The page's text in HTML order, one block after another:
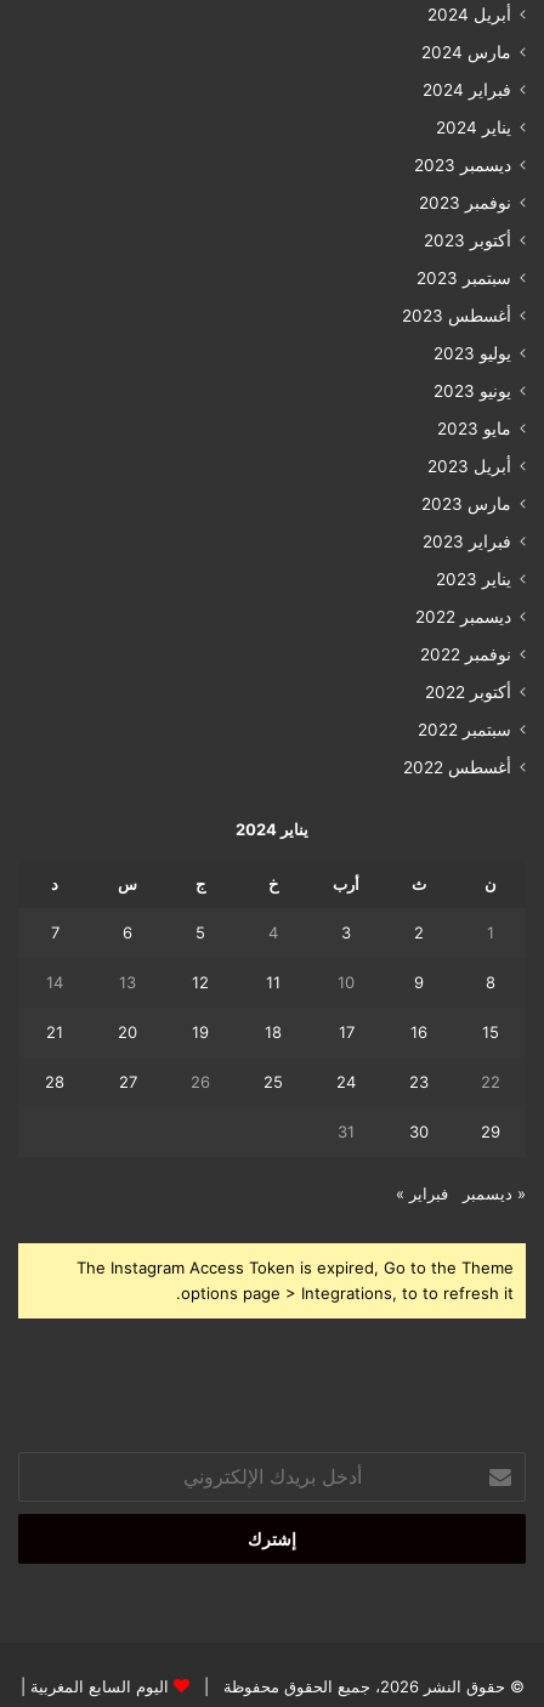
أبريل 2024
مارس 2024
فبراير 2024
يناير 2024
ديسمبر 2023
نوفمبر 2023
أكتوبر 2023
سبتمبر 2023
أغسطس 2023
يوليو 2023
يونيو 2023
مايو 2023
أبريل 2023
مارس 2023
فبراير 2023
يناير 2023
ديسمبر 2022
نوفمبر 2022
أكتوبر 2022
سبتمبر 2022
أغسطس 2022
يناير 2024
ن ث أرب خ ج س د
1
2
3
4
5
6
7
8
9
10
11
12
13
14
15
16
17
18
19
20
21
22
23
24
25
26
27
28
29
30
31
« ديسمبر فبراير »
The Instagram Access Token is expired, Go to the Theme
options page > Integrations, to to refresh it.
بريدك
الإلكتروني
© حقوق النشر 2026، جميع الحقوق محفوظة | اليوم السابع المغربية